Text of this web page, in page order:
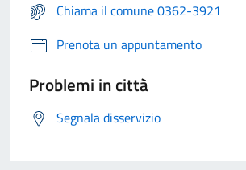
Chiama il comune 0362-3921
Prenota un appuntamento
Problemi in città
Segnala disservizio